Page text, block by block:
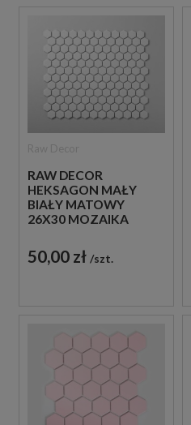
RAW DECOR
HEKSAGON MAŁY
BIAŁY MATOWY
26X30 MOZAIKA
50,00 zł szt.